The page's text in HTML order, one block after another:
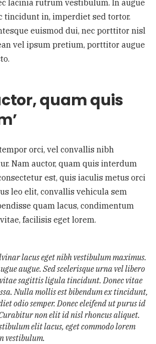
lacinia rutrum vestibulum. In augue
tincidunt in, imperdiet sed tortor.
euismod dui, nec porttitor nisl
vel ipsum pretium, porttitor augue
quam quis
orci, vel convallis nibh
Nam auctor, quam quis interdum
est, quis iaculis metus orci
leo elit, convallis vehicula sem
quam lacus, condimentum
facilisis eget lorem.
lacus eget nibh vestibulum maximus.
augue. Sed scelerisque urna vel libero
sagittis ligula tincidunt. Donec vitae
Nulla mollis est bibendum ex tincidunt,
odio semper. Donec eleifend ut purus id
non elit id nisl rhoncus aliquet.
elit lacus, eget commodo lorem
vestibulum.